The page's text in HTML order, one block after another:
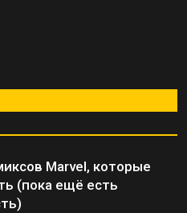
Marvel, которые
(пока ещё есть